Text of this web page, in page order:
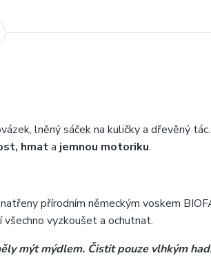
lněný sáček na kuličky a dřevěný
hmata jemnou motoriku.
přírodním německým voskem
vyzkoušet a ochutnat.
mýt mýdlem. Čistit pouze vlhkým